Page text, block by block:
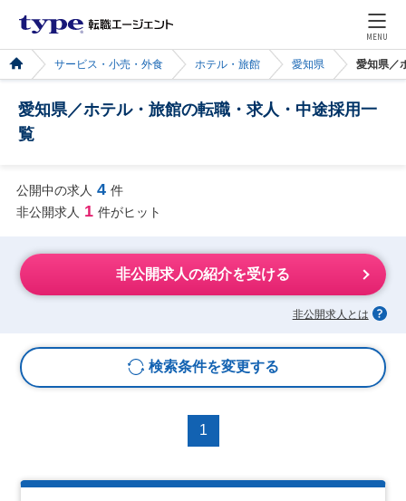
MENU
サービス・小売・外食 ホテル・旅館 愛知県 愛知県／
愛知県／ホテル・旅館の転職・求人・中途採用一
覧
公開中の求人 4 件
非公開求人 1 件がヒット
非公開求人の紹介を受ける
非公開求人とは
検索条件を変更する
1